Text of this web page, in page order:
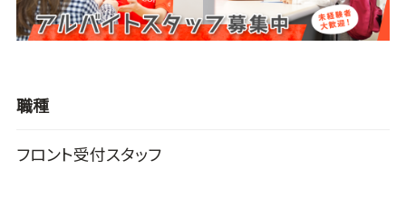
職種
フロント受付スタッフ